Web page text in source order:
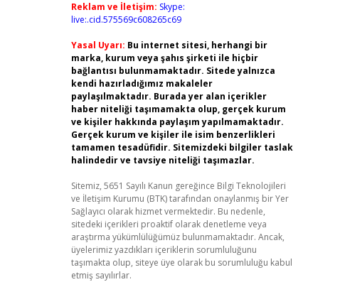
Reklam ve İletişim: Skype:
live:.cid.575569c608265c69
Yasal Uyarı: Bu internet sitesi, herhangi bir
marka, kurum veya şahıs şirketi ile hiçbir
bağlantısı bulunmamaktadır. Sitede yalnızca
kendi hazırladığımız makaleler
paylaşılmaktadır. Burada yer alan içerikler
haber niteliği taşımamakta olup, gerçek kurum
ve kişiler hakkında paylaşım yapılmamaktadır.
Gerçek kurum ve kişiler ile isim benzerlikleri
tamamen tesadüfidir. Sitemizdeki bilgiler taslak
halindedir ve tavsiye niteliği taşımazlar.
Sitemiz, 5651 Sayılı Kanun gereğince Bilgi Teknolojileri
ve İletişim Kurumu (BTK) tarafından onaylanmış bir Yer
Sağlayıcı olarak hizmet vermektedir. Bu nedenle,
sitedeki içerikleri proaktif olarak denetleme veya
araştırma yükümlülüğümüz bulunmamaktadır. Ancak,
üyelerimiz yazdıkları içeriklerin sorumluluğunu
taşımakta olup, siteye üye olarak bu sorumluluğu kabul
etmiş sayılırlar.